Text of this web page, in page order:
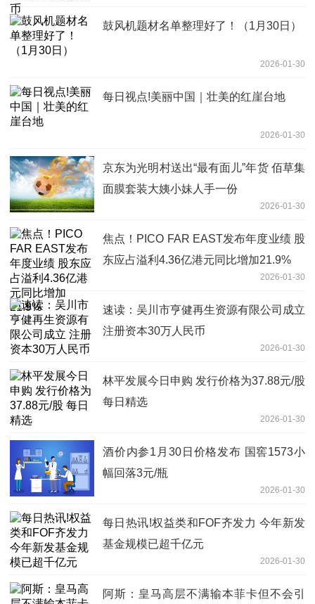
鼓风机题材名单整理好了！（1月30日）
2026-01-30
每日视点!美丽中国｜壮美的红崖台地
2026-01-30
京东为光明村送出“最有面儿”年货 佰草集
面膜套装大姨小妹人手一份
2026-01-30
焦点！PICO FAR EAST发布年度业绩 股
东应占溢利4.36亿港元同比增加21.9%
2026-01-30
速读：吴川市亨健再生资源有限公司成立
注册资本30万人民币
2026-01-30
林平发展今日申购 发行价格为37.88元/股
每日精选
2026-01-30
酒价内参1月30日价格发布 国窖1573小
幅回落3元/瓶
2026-01-30
每日热讯!权益类和FOF齐发力 今年新发
基金规模已超千亿元
2026-01-30
阿斯：皇马高层不满输本菲卡但不会引